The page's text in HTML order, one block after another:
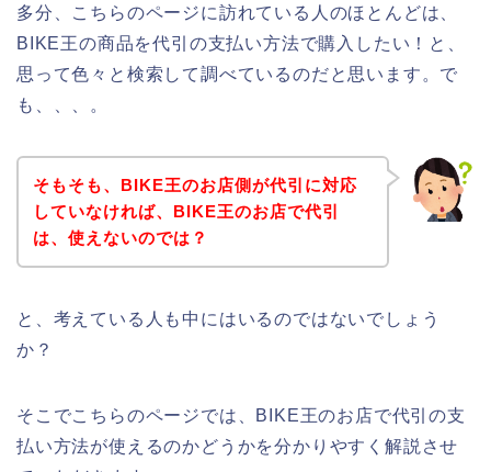
多分、こちらのページに訪れている人のほとんどは、
BIKE王の商品を代引の支払い方法で購入したい！と、
思って色々と検索して調べているのだと思います。で
も、、、。
そもそも、BIKE王のお店側が代引に対応
していなければ、BIKE王のお店で代引
は、使えないのでは？
と、考えている人も中にはいるのではないでしょう
か？
そこでこちらのページでは、BIKE王のお店で代引の支
払い方法が使えるのかどうかを分かりやすく解説させ